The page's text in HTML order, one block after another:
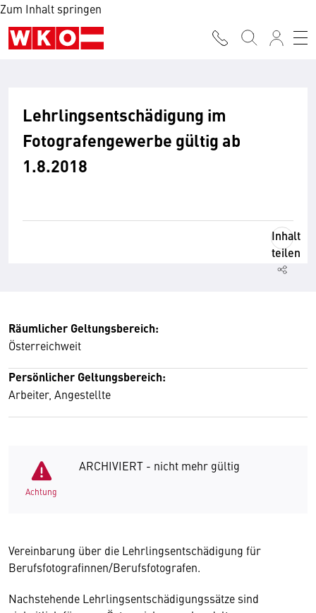
Zum Inhalt springen
Lehrlingsentschädigung im
Fotografengewerbe gültig ab
1.8.2018
Inhalt
teilen
Räumlicher Geltungsbereich:
Österreichweit
Persönlicher Geltungsbereich:
Arbeiter, Angestellte
Achtung
ARCHIVIERT - nicht mehr gültig
Vereinbarung über die Lehrlingsentschädigung für
Berufsfotografinnen/Berufsfotografen.
Nachstehende Lehrlingsentschädigungssätze sind